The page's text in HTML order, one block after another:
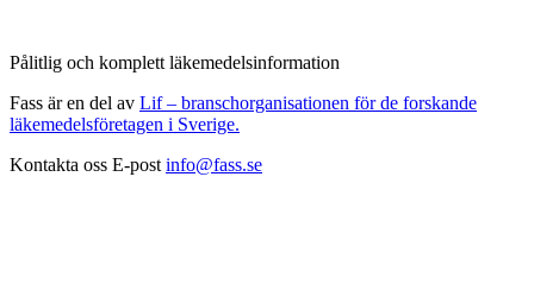
Pålitlig och komplett läkemedelsinformation
Fass är en del av Lif – branschorganisationen för de forskande
läkemedelsföretagen i Sverige.
Kontakta oss E-post info@fass.se